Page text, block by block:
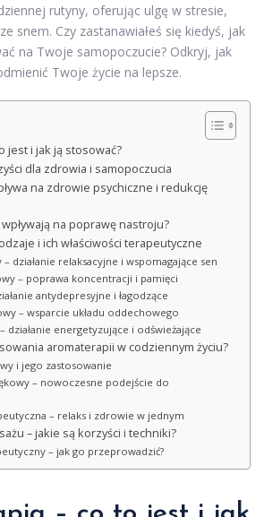
rutyny, oferując ulgę w stresie,
snem. Czy zastanawiałeś się kiedyś, jak
na Twoje samopoczucie? Odkryj, jak
Twoje życie na lepsze.
jest i jak ją stosować?
dla zdrowia i samopoczucia
na zdrowie psychiczne i redukcję
na poprawę nastroju?
i ich właściwości terapeutyczne
działanie relaksacyjne i wspomagające sen
– poprawa koncentracji i pamięci
antydepresyjne i łagodzące
– wsparcie układu oddechowego
działanie energetyzujące i odświeżające
aromaterapii w codziennym życiu?
i jego zastosowanie
– nowoczesne podejście do
– relaks i zdrowie w jednym
– jakie są korzyści i techniki?
– jak go przeprowadzić?